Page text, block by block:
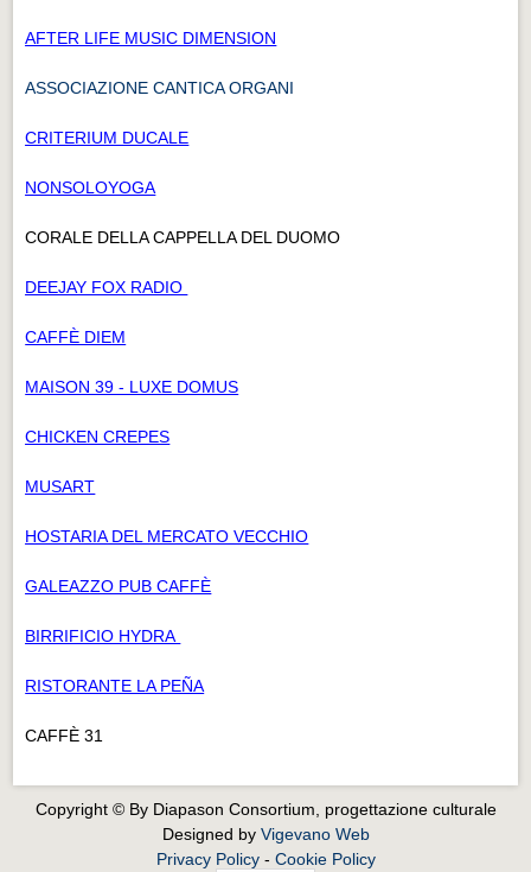
AFTER LIFE MUSIC DIMENSION
ASSOCIAZIONE CANTICA ORGANI
CRITERIUM DUCALE
NONSOLOYOGA
CORALE DELLA CAPPELLA DEL DUOMO
DEEJAY FOX RADIO
CAFFÈ DIEM
MAISON 39 - LUXE DOMUS
CHICKEN CREPES
MUSART
HOSTARIA DEL MERCATO VECCHIO
GALEAZZO PUB CAFFÈ
BIRRIFICIO HYDRA
RISTORANTE LA PEÑA
CAFFÈ 31
Copyright © By Diapason Consortium, progettazione culturale
Designed by Vigevano Web
Privacy Policy- Cookie Policy